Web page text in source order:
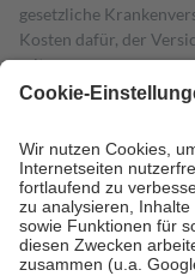
gesetzliche
Kosten dafür, der
mit.
Grundsätzlich leisten
höchstens zehn Euro.
Kosten der Leistung zu
Diese Regeln gelten
Bei Heilmitteln und
Zuzahlung zehn
Verordnung.